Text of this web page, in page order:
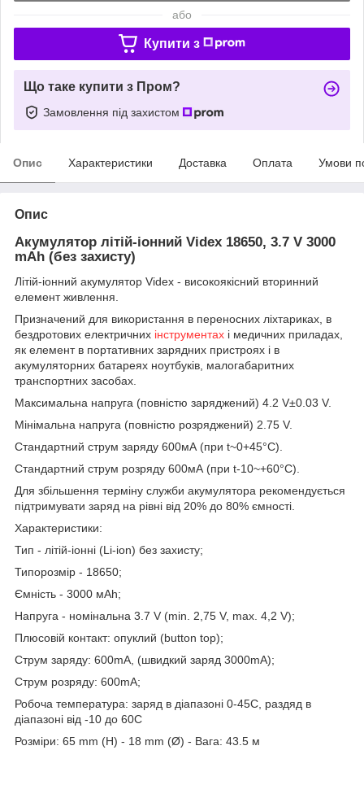
або
Купити з
Що таке купити з Пром?
Замовлення під захистом
Опис Характеристики Доставка Оплата Умови
Опис
Акумулятор літій-іонний Videx 18650, 3.7 V 3000
mAh (без захисту)
Літій-іонний акумулятор Videx - високоякісний вторинний
елемент живлення.
Призначений для використання в переносних ліхтариках, в
бездротових електричних інструментах і медичних приладах,
як елемент в портативних зарядних пристроях і в
акумуляторних батареях ноутбуків, малогабаритних
транспортних засобах.
Максимальна напруга (повністю заряджений) 4.2 V±0.03 V.
Мінімальна напруга (повністю розряджений) 2.75 V.
Стандартний струм заряду 600мА (при t~0+45°С).
Стандартний струм розряду 600мА (при t-10~+60°С).
Для збільшення терміну служби акумулятора рекомендується
підтримувати заряд на рівні від 20% до 80% ємності.
Характеристики:
Тип - літій-іонні (Li-ion) без захисту;
Типорозмір - 18650;
Ємність - 3000 мАһ;
Напруга - номінальна 3.7 V (min. 2,75 V, max. 4,2 V);
Плюсовій контакт: опуклий (button top);
Струм заряду: 600mA, (швидкий заряд 3000mA);
Струм розряду: 600mA;
Робоча температура: заряд в діапазоні 0-45С, раздяд в
діапазоні від -10 до 60С
Розміри: 65 mm (H) - 18 mm (Ø) - Вага: 43.5 м